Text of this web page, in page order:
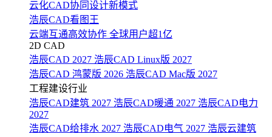
云化CAD协同设计新模式
浩辰CAD看图王
云端互通高效协作 全球用户超1亿
2D CAD
浩辰CAD 2027 浩辰CAD Linux版 2027
浩辰CAD 鸿蒙版 2026 浩辰CAD Mac版 2027
工程建设行业
浩辰CAD建筑 2027 浩辰CAD暖通 2027 浩辰CAD电力
2027
浩辰CAD给排水 2027 浩辰CAD电气 2027 浩辰云建筑